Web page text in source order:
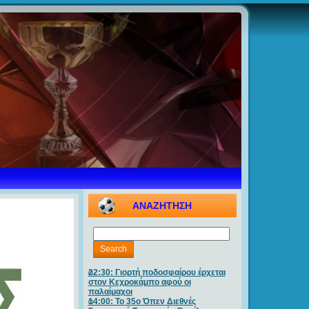
ΑΝΑΖΗΤΗΣΗ
22:30: Γιορτή ποδοσφαίρου έρχεται
στον Κεχροκάμπο αφού οι
παλαίμαχοι
14:00: Το 35ο Όπεν Διεθνές